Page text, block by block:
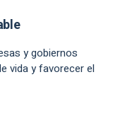
y gobiernos
vida y favorecer el